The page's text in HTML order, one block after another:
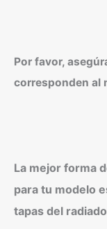
Por favor,
corresponden al
La mejor forma
para tu modelo
tapas del